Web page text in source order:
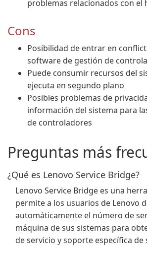
problemas relacionados con el
Cons
Posibilidad de entrar en
software de gestión de
Puede consumir recursos del
ejecuta en segundo plano
Posibles problemas de
información del sistema para
de controladores
Preguntas más
¿Qué es Lenovo Service Bridge?
Lenovo Service Bridge es una
permite a los usuarios de Lenovo
automáticamente el número de
máquina de sus sistemas para
de servicio y soporte específica de